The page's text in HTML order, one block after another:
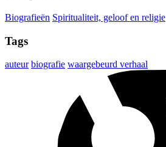
Biografieën Spiritualiteit, geloof en religie
Tags
auteur biografie waargebeurd verhaal